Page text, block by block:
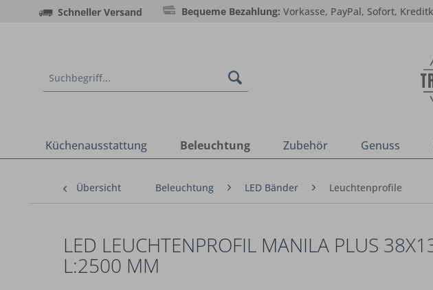
Schneller Versand Bequeme Bezahlung: Vorkasse, PayPal, Sofort,
Küchenausstattung Beleuchtung Zubehör Genuss
Übersicht Beleuchtung LED Bänder Leuchtenprofile
LED LEUCHTENPROFIL MANILA PLUS
L:2500 MM